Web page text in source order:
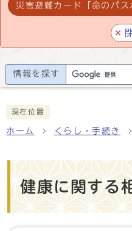
災害避難カード「命のパス
情報を探す
現在位置
ホーム くらし・手続き
健康に関する